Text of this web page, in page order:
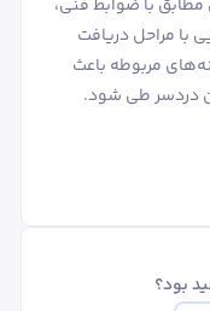
با ضوابط فنی،
با مراحل دریافت
مربوطه باعث
دردسر طی شود.
بود؟